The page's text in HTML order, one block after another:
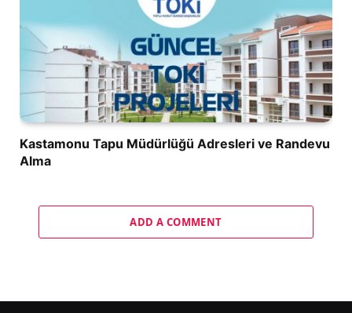
Kastamonu Tapu Müdürlüğü Adresleri ve Randevu
Alma
ADD A COMMENT